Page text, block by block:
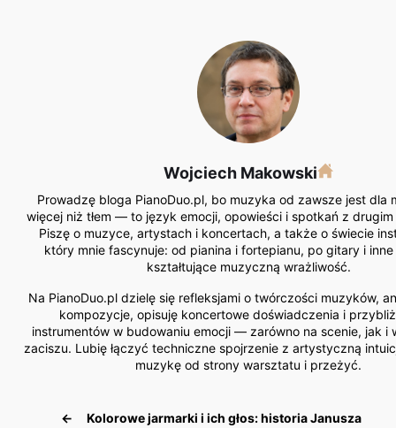
Wojciech Makowski
Prowadzę bloga PianoDuo.pl, bo muzyka od zawsze jest dla
więcej niż tłem — to język emocji, opowieści i spotkań z drugim
Piszę o muzyce, artystach i koncertach, a także o świecie
który mnie fascynuje: od pianina i fortepianu, po gitary i
kształtujące muzyczną wrażliwość.
Na PianoDuo.pl dzielę się refleksjami o twórczości muzyków,
kompozycje, opisuję koncertowe doświadczenia i
instrumentów w budowaniu emocji — zarówno na scenie, jak i
zaciszu. Lubię łączyć techniczne spojrzenie z artystyczną
muzykę od strony warsztatu i przeżyć.
←
Kolorowe jarmarki i ich głos: historia Janusza